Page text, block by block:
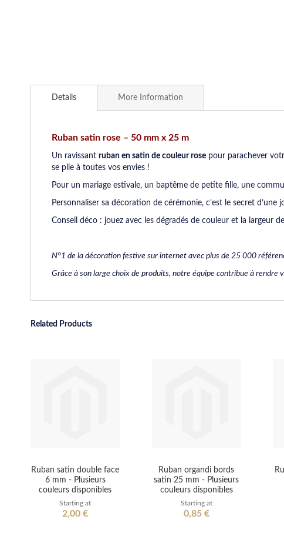
to
gallery
Details
Ruban satin rose – 50 mm x 25 m
Un ravissant ruban en satin de couleur rose pour parachever
se plie à toutes vos envies !
Pour un mariage estivale, un baptême de petite fille, une
Personnaliser sa décoration de cérémonie, c’est le secret d’une
Conseil déco : jouez avec les dégradés de couleur et la largeur
N°1 de la décoration festive sur internet avec plus de 25 000
Grâce à son large choix de produits, notre équipe contribue à
More Information
Related Products
Ruban satin double face
6 mm - Plusieurs
couleurs disponibles
Starting at
2,00 €
Ruban organdi bords
satin 25 mm - Plusieurs
couleurs disponibles
Starting at
0,85 €